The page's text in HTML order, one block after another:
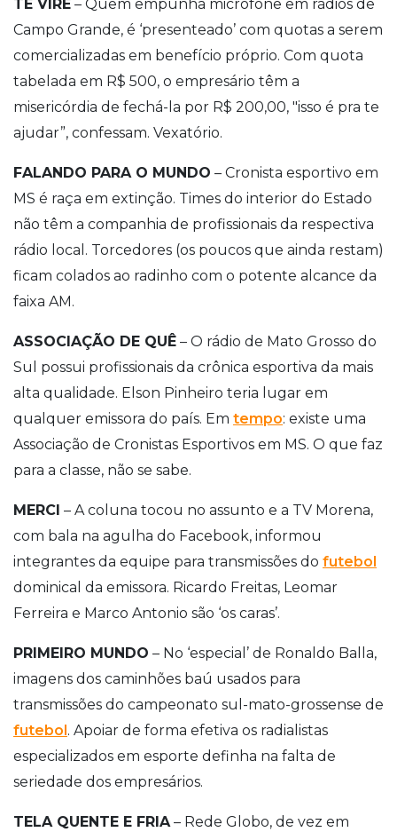
TE VIRE – Quem empunha microfone em rádios de
Campo Grande, é ‘presenteado’ com quotas a serem
comercializadas em benefício próprio. Com quota
tabelada em R$ 500, o empresário têm a
misericórdia de fechá-la por R$ 200,00, "isso é pra te
ajudar”, confessam. Vexatório.
FALANDO PARA O MUNDO – Cronista esportivo em
MS é raça em extinção. Times do interior do Estado
não têm a companhia de profissionais da respectiva
rádio local. Torcedores (os poucos que ainda restam)
ficam colados ao radinho com o potente alcance da
faixa AM.
ASSOCIAÇÃO DE QUÊ – O rádio de Mato Grosso do
Sul possui profissionais da crônica esportiva da mais
alta qualidade. Elson Pinheiro teria lugar em
qualquer emissora do país. Em tempo: existe uma
Associação de Cronistas Esportivos em MS. O que faz
para a classe, não se sabe.
MERCI – A coluna tocou no assunto e a TV Morena,
com bala na agulha do Facebook, informou
integrantes da equipe para transmissões do futebol
dominical da emissora. Ricardo Freitas, Leomar
Ferreira e Marco Antonio são ‘os caras’.
PRIMEIRO MUNDO – No ‘especial’ de Ronaldo Balla,
imagens dos caminhões baú usados para
transmissões do campeonato sul-mato-grossense de
futebol. Apoiar de forma efetiva os radialistas
especializados em esporte definha na falta de
seriedade dos empresários.
TELA QUENTE E FRIA – Rede Globo, de vez em